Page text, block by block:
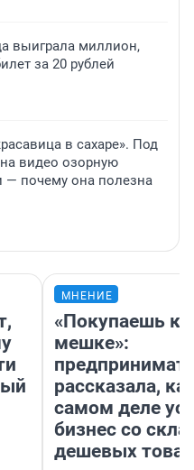
выиграла миллион,
за 20 рублей
в сахаре». Под
видео озорную
— почему она полезна
МНЕНИЕ
«Покупаешь
мешке»:
рассказала,
самом деле
бизнес со
дешевых